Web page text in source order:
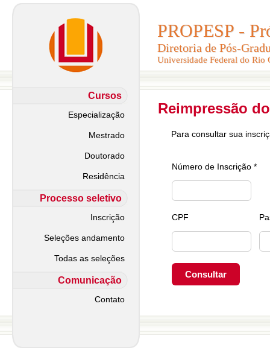
PROPESP -
Diretoria de Pós-
Universidade Federal do Rio
PROPESP -
Diretoria de Pós-
Universidade Federal do Rio
Cursos
Especialização
Mestrado
Doutorado
Residência
Processo seletivo
Inscrição
Seleções andamento
Todas as seleções
Comunicação
Contato
Reimpressão
Para consultar sua
Número de Inscrição *
CPF